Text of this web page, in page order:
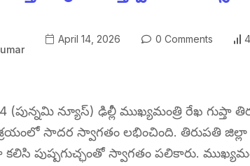
April 14, 2026 0 Comments
(పున్నమి న్యూస్) ఢిల్లీ ముఖ్యమంత్రి రేఖ
సాదర స్వాగతం లభించింది. తిరుపతి జిల్లా
పుష్పగుచ్ఛంతో స్వాగతం పలికారు.